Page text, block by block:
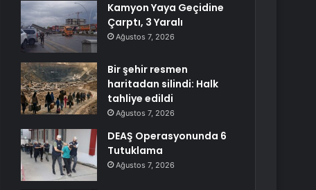
Kamyon Yaya Geçidine
Çarptı, 3 Yaralı
Ağustos 7, 2026
Bir şehir resmen
haritadan silindi: Halk
tahliye edildi
Ağustos 7, 2026
DEAŞ Operasyonunda 6
Tutuklama
Ağustos 7, 2026